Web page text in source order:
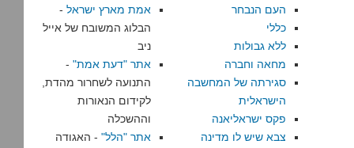
העם הנבחר
כללי
ללא גבולות
מחאה וחברה
סגירתה של המחשבה
הישראלית
פקס ישראליאנה
צבא שיש לו מדינה
אמת מארץ ישראל -
הבלוג המשובח של אייל
ניב
אתר "דעת אמת" -
התנועה לשחרור מהדת,
לקידום הנאורות
וההשכלה
אתר "הלל" - האגודה